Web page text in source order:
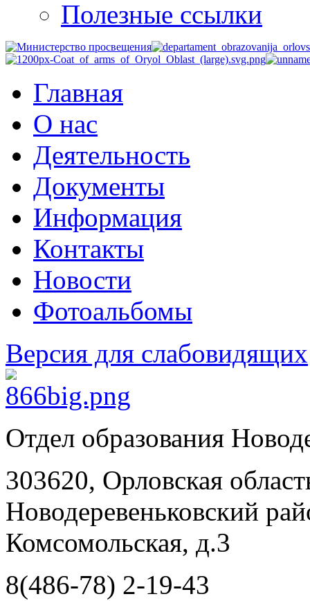
Полезные ссылки
Главная
О нас
Деятельность
Документы
Информация
Контакты
Новости
Фотоальбомы
Версия для слабовидящих
Отдел образования
303620, Орловская
Новодеревеньковский
Комсомольская, д.3
8(486-78) 2-19-43